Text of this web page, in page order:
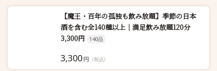
【魔王・百年の孤独も飲み放題】季節の日本
酒を含む全140種以上｜満足飲み放題120分
3,300円
140品
3,300円 （税込）